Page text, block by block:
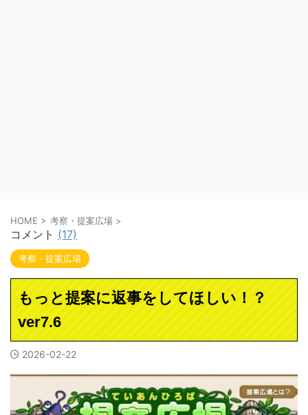
HOME > 考察・提案広場 >
コメント (17)
考察・提案広場
もっと提案に返事をしてほしい！？
ver7.6
2026-02-22